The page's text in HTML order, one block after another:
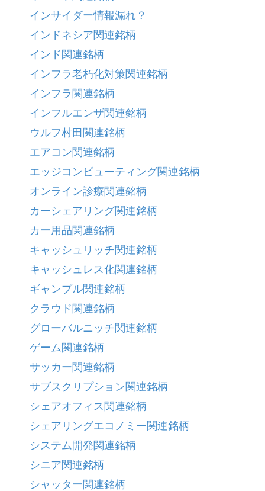
インサイダー情報漏れ？
インドネシア関連銘柄
インド関連銘柄
インフラ老朽化対策関連銘柄
インフラ関連銘柄
インフルエンザ関連銘柄
ウルフ村田関連銘柄
エアコン関連銘柄
エッジコンピューティング関連銘柄
オンライン診療関連銘柄
カーシェアリング関連銘柄
カー用品関連銘柄
キャッシュリッチ関連銘柄
キャッシュレス化関連銘柄
ギャンブル関連銘柄
クラウド関連銘柄
グローバルニッチ関連銘柄
ゲーム関連銘柄
サッカー関連銘柄
サブスクリプション関連銘柄
シェアオフィス関連銘柄
シェアリングエコノミー関連銘柄
システム開発関連銘柄
シニア関連銘柄
シャッター関連銘柄